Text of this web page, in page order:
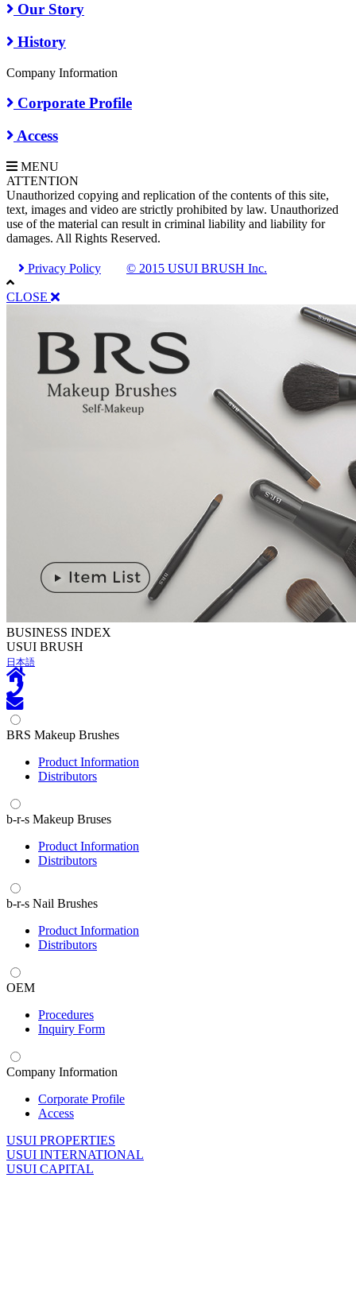
Our Story
History
Company Information
Corporate Profile
Access
MENU
ATTENTION
Unauthorized copying and replication of the contents of this site,
text, images and video are strictly prohibited by law. Unauthorized
use of the material can result in criminal liability and liability for
damages. All Rights Reserved.
Privacy Policy © 2015 USUI BRUSH Inc.
CLOSE
BUSINESS INDEX
USUI BRUSH
日本語
BRS Makeup Brushes
Product Information
Distributors
b-r-s Makeup Bruses
Product Information
Distributors
b-r-s Nail Brushes
Product Information
Distributors
OEM
Procedures
Inquiry Form
Company Information
Corporate Profile
Access
USUI PROPERTIES
USUI INTERNATIONAL
USUI CAPITAL